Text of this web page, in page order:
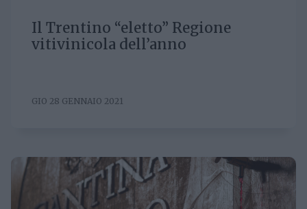
Il Trentino “eletto” Regione
vitivinicola dell’anno
GIO 28 GENNAIO 2021